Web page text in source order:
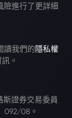
險進行了更詳細
讀我們的 隱私權
。
證券交易委員
092/08。